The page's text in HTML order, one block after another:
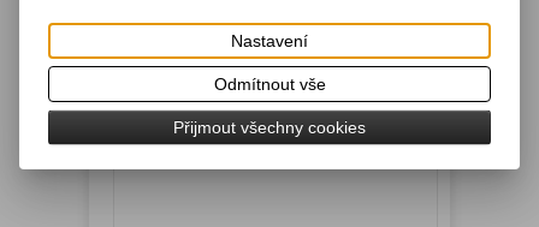
Přidat do košíku
Nastavení
Odmítnout vše
Přijmout všechny cookies